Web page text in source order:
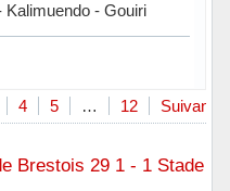
- Gouiri
4 5 … 12 Suivant
Brestois 29 1 - 1 Stade